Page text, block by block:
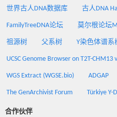
世界古人DNA数据库 古人DNA
FamilyTreeDNA论坛 莫尔根论坛
祖源树 父系树 Y染色体谱系
UCSC Genome Browser on T2T-CHM13
WGS Extract (WGSE.bio) ADGAP
The GenArchivist Forum Türkiye Y-
合作伙伴